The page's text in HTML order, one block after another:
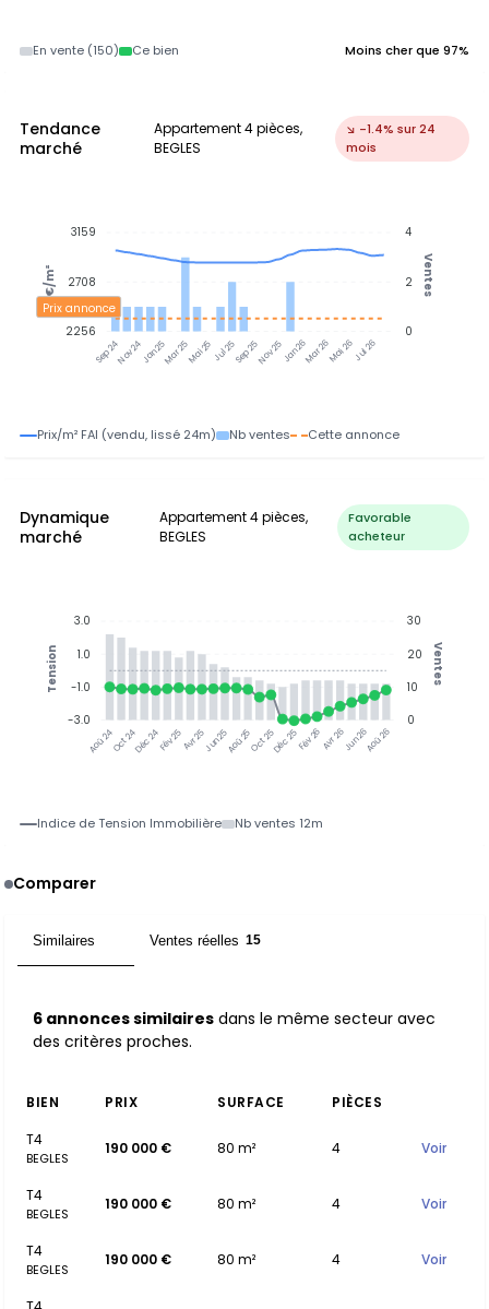
En vente (150) Ce bien Moins cher que 97%
Tendance
marché
Appartement 4 pièces,
BEGLES
↘ -1.4% sur 24
mois
Sep 24Nov 24Jan 25Mar 25Mai 25Jul 25Sep 25Nov 25Jan 26Mar 26Mai 26Jul 26
Prix annonce
4
2
0
Ventes
3159
2708
2256
€/m²
Prix/m² FAI (vendu, lissé 24m) Nb ventes Cette annonce
Dynamique
marché
Appartement 4 pièces,
BEGLES
Favorable
acheteur
Aoû 24Oct 24Déc 24Fév 25Avr 25Jun 25Aoû 25Oct 25Déc 25Fév 26Avr 26Jun 26Aoû 26
30
20
10
0
Ventes
3.0
1.0
-1.0
-3.0
Tension
Indice de Tension Immobilière Nb ventes 12m
Comparer
Similaires Ventes réelles 15
6 annonces similaires dans le même secteur avec
des critères proches.
BIEN PRIX SURFACE
PIÈCES
T4
BEGLES
190 000 € 80 m² 4 Voir
T4
BEGLES
190 000 € 80 m² 4 Voir
T4
BEGLES
190 000 € 80 m² 4 Voir